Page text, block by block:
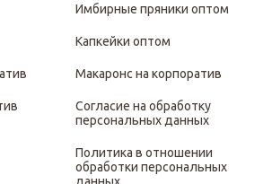
Имбирные пряники оптом
Капкейки оптом
Макаронс на корпоратив
Согласие на обработку
персональных данных
Политика в отношении
обработки персональных
данных